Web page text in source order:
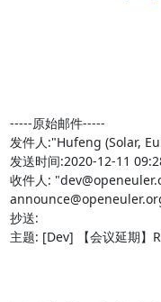
-----原始邮件-----
发件人:"Hufeng (Solar,
发送时间:2020-12-11
收件人:
抄送:
主题: [Dev] 【会议延期】